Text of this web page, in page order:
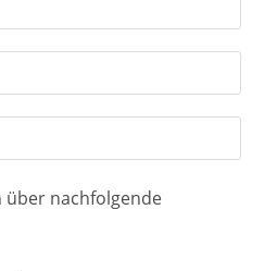
über nachfolgende